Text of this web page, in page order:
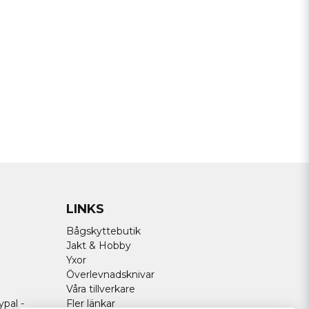
-
LINKS
Bågskyttebutik
Jakt & Hobby
Yxor
Överlevnadsknivar
Våra tillverkare
Fler länkar